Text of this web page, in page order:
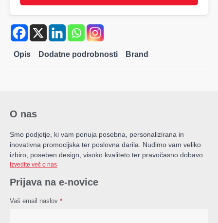
Opis Dodatne podrobnosti Brand
O nas
Smo podjetje, ki vam ponuja posebna, personalizirana in
inovativna promocijska ter poslovna darila. Nudimo vam veliko
izbiro, poseben design, visoko kvaliteto ter pravočasno dobavo.
Izvedite več o nas
Prijava na e-novice
Vaš email naslov *